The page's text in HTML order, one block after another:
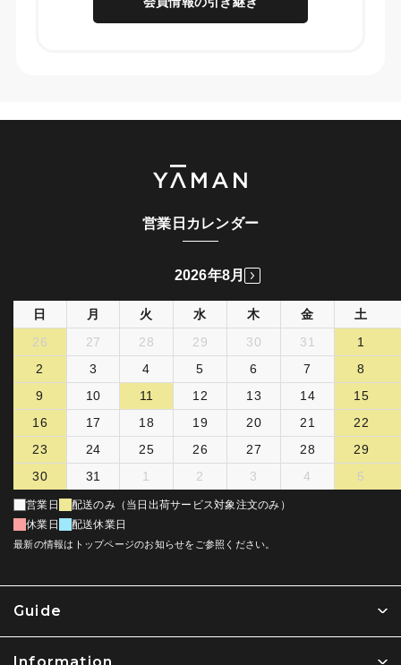
Guide
Information
営業日カレンダー
2026年8月
日 月 火 水 木 金
土
26
27 28 29 30 31
1
2
3 4 5 6 7
8
9
10 11 12 13 14
15
16
17 18 19 20 21
22
23
24 25 26 27 28
29
30
31 1 2 3 4 5
営業日
配送のみ（当日出荷サービス対象注文のみ）
休業日
配送休業日
最新の情報はトップページのお知らせをご参照ください。